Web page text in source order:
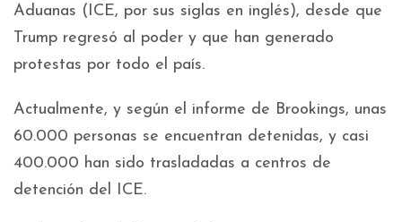
Aduanas (ICE, por sus siglas en inglés), desde que
Trump regresó al poder y que han generado
protestas por todo el país.
Actualmente, y según el informe de Brookings, unas
60.000 personas se encuentran detenidas, y casi
400.000 han sido trasladadas a centros de
detención del ICE.